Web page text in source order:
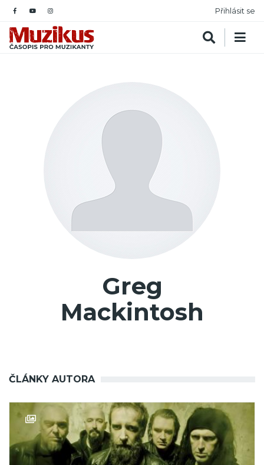
Přihlásit se
Greg
Mackintosh
ČLÁNKY AUTORA